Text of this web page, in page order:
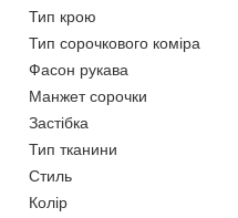
Тип крою
Тип сорочкового коміра
Фасон рукава
Манжет сорочки
Застібка
Тип тканини
Стиль
Колір